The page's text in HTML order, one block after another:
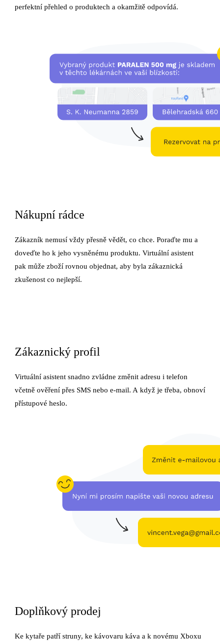
perfektní přehled o produktech a okamžitě odpovídá.
Nákupní rádce
Zákazník nemusí vždy přesně vědět, co chce. Poraďte mu a
doveďte ho k jeho vysněnému produktu. Virtuální asistent
pak může zboží rovnou objednat, aby byla zákaznická
zkušenost co nejlepší.
Zákaznický profil
Virtuální asistent snadno zvládne změnit adresu i telefon
včetně ověření přes SMS nebo e-mail. A když je třeba, obnoví
přístupové heslo.
Doplňkový prodej
Ke kytaře patří struny, ke kávovaru káva a k novému Xboxu